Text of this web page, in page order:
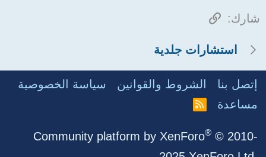
شارك: الرابط
استشارات جلدية
إتصل بنا الشروط والقوانين
سياسة الخصوصية
مساعدة
R
Community platform by XenForo® © 2010-